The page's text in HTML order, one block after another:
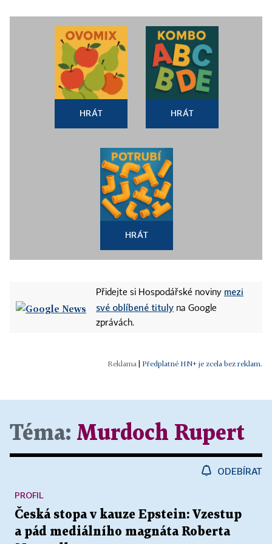
HRÁT HRÁT
HRÁT
Přidejte si Hospodářské noviny mezi
své oblíbené tituly na Google
zprávách.
Předplatné HN+ je zcela bez reklam.
Téma: Murdoch Rupert
ODEBÍRAT
Česká stopa v kauze Epstein: Vzestup
a pád mediálního magnáta Roberta
PROFIL